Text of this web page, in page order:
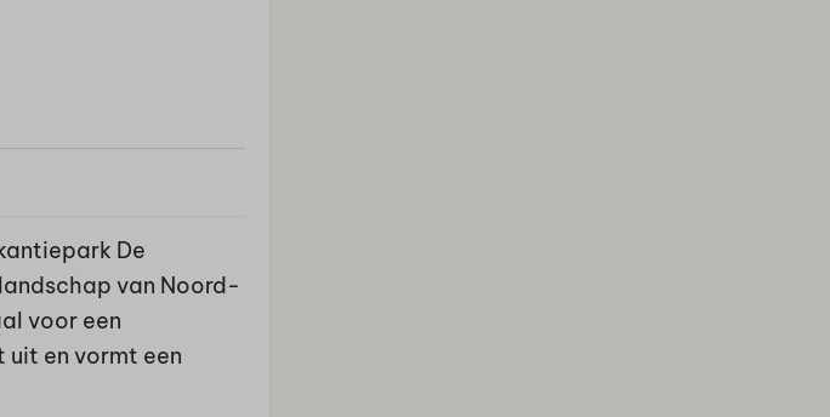
De
van Noord-
voor een
en vormt een